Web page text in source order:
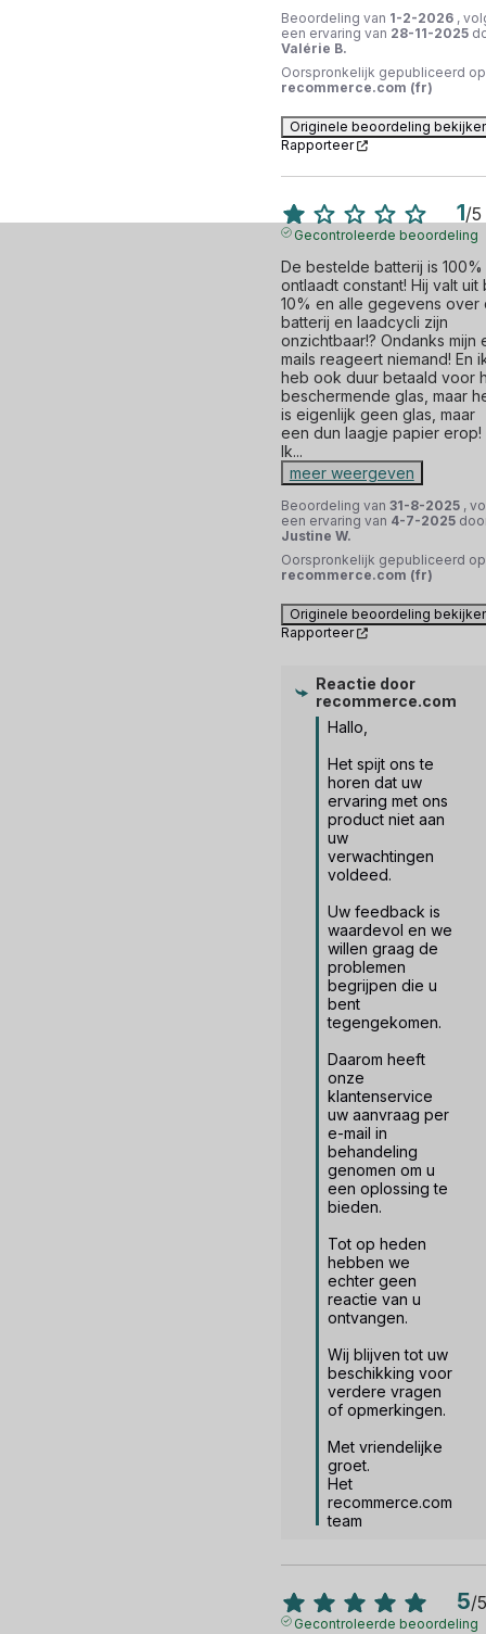
Beoordeling van 1-2-2026 ,
een ervaring van 28-11-2025
Valérie B.
Oorspronkelijk gepubliceerd op
recommerce.com (fr)
Originele beoordeling
Rapporteer
1/5
Gecontroleerde beoordeling
De bestelde batterij is 100%
ontlaadt constant! Hij valt uit
10% en alle gegevens over
batterij en laadcycli zijn
onzichtbaar!? Ondanks mijn
mails reageert niemand! En
heb ook duur betaald voor
beschermende glas, maar
is eigenlijk geen glas, maar
een dun laagje papier erop!
Ik...
meer weergeven
Beoordeling van 31-8-2025 ,
een ervaring van 4-7-2025
Justine W.
Oorspronkelijk gepubliceerd op
recommerce.com (fr)
Originele beoordeling
Rapporteer
Reactie door
recommerce.com
Hallo,
Het spijt ons te
horen dat uw
ervaring met ons
product niet aan
uw
verwachtingen
voldeed.
Uw feedback is
waardevol en we
willen graag de
problemen
begrijpen die u
bent
tegengekomen.
Daarom heeft
onze
klantenservice
uw aanvraag per
e-mail in
behandeling
genomen om u
een oplossing te
bieden.
Tot op heden
hebben we
echter geen
reactie van u
ontvangen.
Wij blijven tot uw
beschikking voor
verdere vragen
of opmerkingen.
Met vriendelijke
groet.
Het
recommerce.com
team
5/5
Gecontroleerde beoordeling